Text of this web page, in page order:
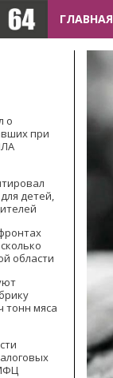
ГЛАВНАЯ
о
при
детей,
области
тонн мяса